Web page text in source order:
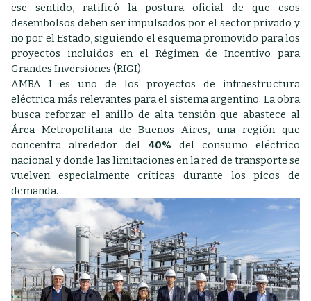
ese sentido, ratificó la postura oficial de que esos
desembolsos deben ser impulsados por el sector privado y
no por el Estado, siguiendo el esquema promovido para los
proyectos incluidos en el Régimen de Incentivo para
Grandes Inversiones (RIGI).
AMBA I es uno de los proyectos de infraestructura
eléctrica más relevantes para el sistema argentino. La obra
busca reforzar el anillo de alta tensión que abastece al
Área Metropolitana de Buenos Aires, una región que
concentra alrededor del 40% del consumo eléctrico
nacional y donde las limitaciones en la red de transporte se
vuelven especialmente críticas durante los picos de
demanda.